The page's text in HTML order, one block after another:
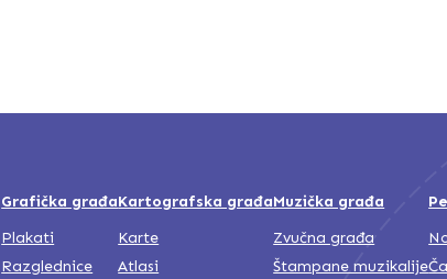
Grafička građa
Plakati
Razglednice
Kartografska građa
Karte
Atlasi
Muzička građa
Zvučna građa
Štampane muzikalije